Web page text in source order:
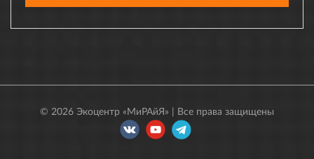
© 2026 Экоцентр «МиРАйЯ» | Все права защищены